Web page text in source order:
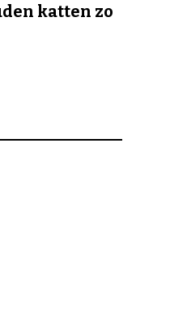
katten zo